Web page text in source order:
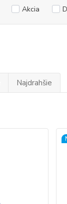
Akcia
Najdrahšie